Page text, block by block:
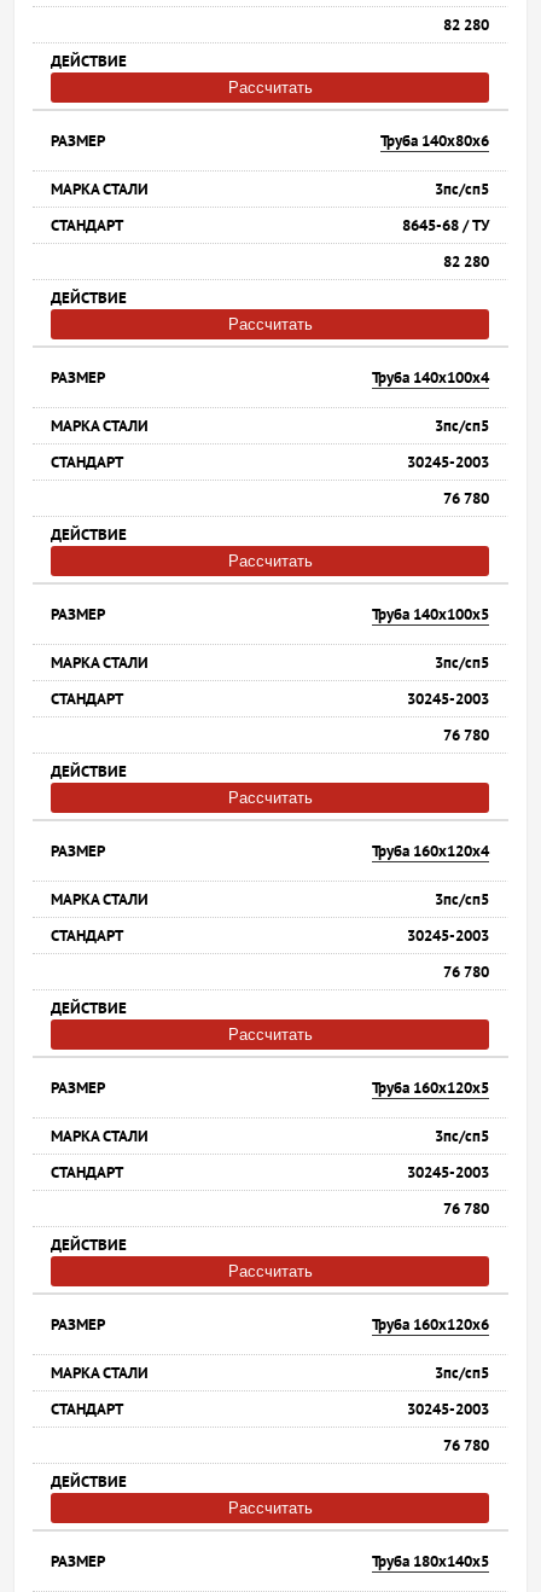
82 280
Рассчитать
Труба 140х80х6
3пс/сп5
8645-68 / ТУ
82 280
Рассчитать
Труба 140х100х4
3пс/сп5
30245-2003
76 780
Рассчитать
Труба 140х100х5
3пс/сп5
30245-2003
76 780
Рассчитать
Труба 160х120х4
3пс/сп5
30245-2003
76 780
Рассчитать
Труба 160х120х5
3пс/сп5
30245-2003
76 780
Рассчитать
Труба 160х120х6
3пс/сп5
30245-2003
76 780
Рассчитать
Труба 180х140х5